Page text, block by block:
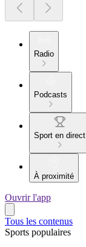
Radio
Podcasts
Sport en direct
À proximité
Ouvrir l'app
Tous les contenus
Sports populaires